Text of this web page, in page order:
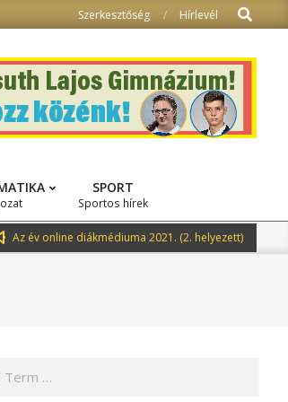
Szerkesztőség Hírlevél Search
SPORT
Sportos hírek
Az év online diákmédiuma 2021. (2. helyezett)